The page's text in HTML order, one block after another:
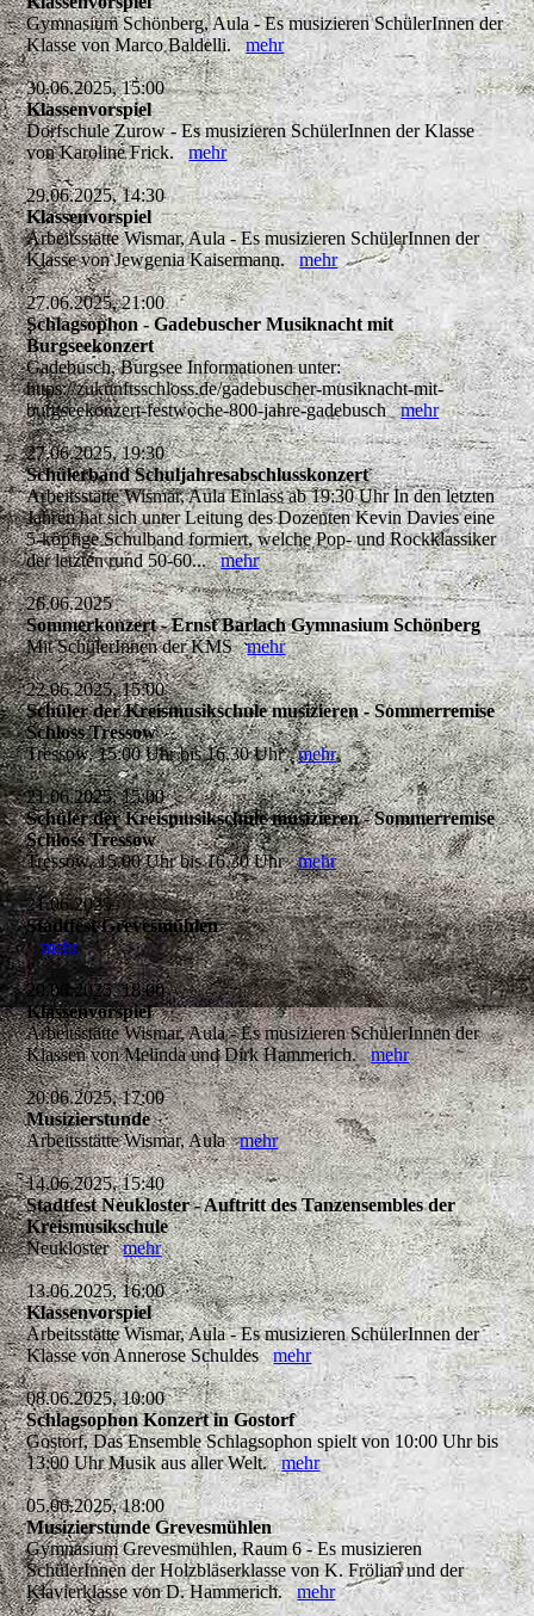
Gymnasium Schönberg, Aula - Es musizieren SchülerInnen der
Klasse von Marco Baldelli.mehr
30.06.2025, 15:00
Klassenvorspiel
Dorfschule Zurow - Es musizieren SchülerInnen der Klasse
von Karoline Frick.mehr
29.06.2025, 14:30
Klassenvorspiel
Arbeitsstätte Wismar, Aula - Es musizieren SchülerInnen der
Klasse von Jewgenia Kaisermann.mehr
27.06.2025, 21:00
Schlagsophon - Gadebuscher Musiknacht mit
Burgseekonzert
Gadebusch, Burgsee Informationen unter:
https://zukunftsschloss.de/gadebuscher-musiknacht-mit-
burgseekonzert-festwoche-800-jahre-gadebuschmehr
27.06.2025, 19:30
Schülerband Schuljahresabschlusskonzert
Arbeitsstätte Wismar, Aula Einlass ab 19:30 Uhr In den letzten
Jahren hat sich unter Leitung des Dozenten Kevin Davies eine
5-köpfige Schulband formiert, welche Pop- und Rockklassiker
der letzten rund 50-60...mehr
26.06.2025
Sommerkonzert - Ernst Barlach Gymnasium Schönberg
Mit SchülerInnen der KMSmehr
22.06.2025, 15:00
Schüler der Kreismusikschule musizieren - Sommerremise
Schloss Tressow
Tressow, 15:00 Uhr bis 16.30 Uhrmehr
21.06.2025, 15:00
Schüler der Kreismusikschule musizieren - Sommerremise
Schloss Tressow
Tressow, 15.00 Uhr bis 16.30 Uhrmehr
21.06.2025
Stadtfest Grevesmühlen
mehr
20.06.2025, 18:00
Klassenvorspiel
Arbeitsstätte Wismar, Aula - Es musizieren SchülerInnen der
Klassen von Melinda und Dirk Hammerich.mehr
20.06.2025, 17:00
Musizierstunde
Arbeitsstätte Wismar, Aulamehr
14.06.2025, 15:40
Stadtfest Neukloster - Auftritt des Tanzensembles der
Kreismusikschule
Neuklostermehr
13.06.2025, 16:00
Klassenvorspiel
Arbeitsstätte Wismar, Aula - Es musizieren SchülerInnen der
Klasse von Annerose Schuldesmehr
08.06.2025, 10:00
Schlagsophon Konzert in Gostorf
Gostorf, Das Ensemble Schlagsophon spielt von 10:00 Uhr bis
13:00 Uhr Musik aus aller Welt.mehr
05.06.2025, 18:00
Musizierstunde Grevesmühlen
Gymnasium Grevesmühlen, Raum 6 - Es musizieren
SchülerInnen der Holzbläserklasse von K. Frölian und der
Klavierklasse von D. Hammerich.mehr